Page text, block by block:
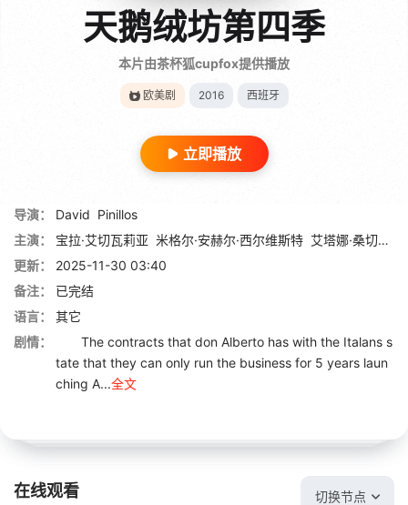
天鹅绒坊第四季
本片由茶杯狐cupfox提供播放
欧美剧 2016 西班牙
立即播放
导演： David Pinillos
主演：
宝拉·艾切瓦莉亚 米格尔·安赫尔·西尔维斯特 艾塔娜·桑切斯-希洪
更新：
2025-11-30 03:40
备注：
已完结
语言：
其它
剧情：
The contracts that don Alberto has with the Italans s
tate that they can only run the business for 5 years laun
ching A...全文
在线观看 切换节点